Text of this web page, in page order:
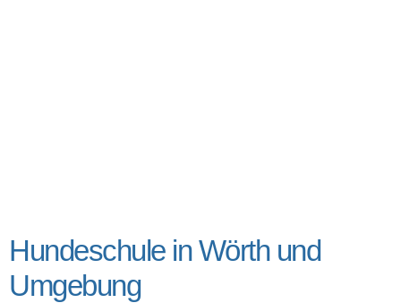
Hundeschule in Wörth und
Umgebung